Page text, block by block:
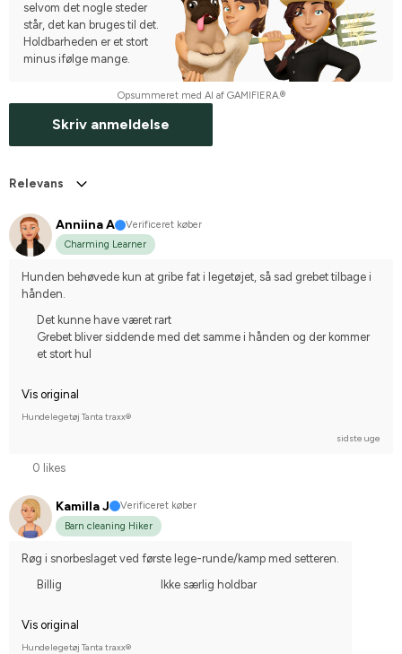
selvom det nogle steder
står, det kan bruges til det.
Holdbarheden er et stort
minus ifølge mange.
Opsummeret med AI af GAMIFIERA.®
Skriv anmeldelse
Relevans
Anniina A
Verificeret køber
Charming Learner
Hunden behøvede kun at gribe fat i legetøjet, så sad grebet tilbage i
hånden.
Det kunne have været rart
Grebet bliver siddende med det samme i hånden og der kommer
et stort hul
Vis original
Hundelegetøj Tanta traxx®
sidste uge
0 likes
Kamilla J
Verificeret køber
Barn cleaning Hiker
Røg i snorbeslaget ved første lege-runde/kamp med setteren.
Billig
Ikke særlig holdbar
Vis original
Hundelegetøj Tanta traxx®